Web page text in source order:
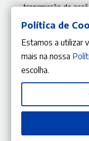
transmissão de
Filipe
Data
Política de
Estamos a utilizar
mais na nossa
escolha.